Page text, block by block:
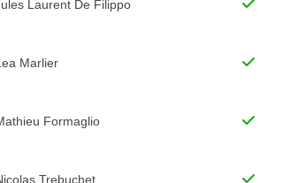
Laurent De Filippo
Marlier
Formaglio
Trebuchet